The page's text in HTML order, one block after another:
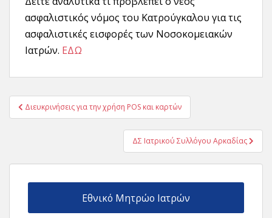
ασφαλιστικός νόμος του Κατρούγκαλου για τις
ασφαλιστικές εισφορές των Νοσοκομειακών
Ιατρών. ΕΔΩ
Πλοήγηση
άρθρων
Διευκρινήσεις για την χρήση POS και καρτών
ΔΣ Ιατρικού Συλλόγου Αρκαδίας
Εθνικό Μητρώο Ιατρών